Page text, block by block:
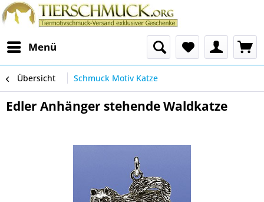
Menü
Übersicht Schmuck Motiv Katze
Edler Anhänger stehende Waldkatze